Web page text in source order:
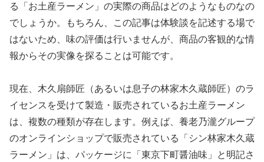
る「お土産ラーメン」の実際の商品はどのようなものなの
でしょうか。もちろん、この記事は体験談を記述する場で
はないため、味の評価は行いませんが、商品の客観的な情
報からその実像を探ることは可能です。
現在、木久扇師匠（あるいは息子の林家木久蔵師匠）のラ
イセンスを受けて製造・販売されているお土産ラーメン
は、複数の種類が存在します。例えば、養老乃瀧グループ
のオンラインショップで販売されている「シン林家木久蔵
ラーメン」は、パッケージに「東京下町醤油味」と明記さ